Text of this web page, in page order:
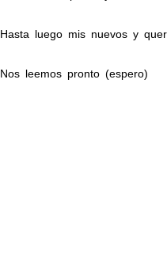
Hasta luego mis nuevos y
Nos leemos pronto (espero)